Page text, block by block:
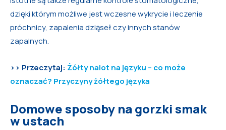
dzięki którym możliwe jest wczesne wykrycie i leczenie
próchnicy, zapalenia dziąseł czy innych stanów
zapalnych.
>> Przeczytaj: Żółty nalot na języku – co może
oznaczać? Przyczyny żółtego języka
Domowe sposoby na gorzki smak
w ustach